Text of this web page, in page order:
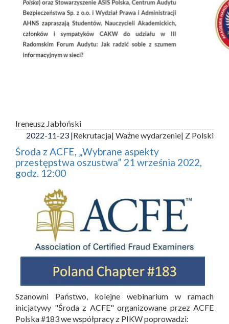
Ireneusz Jabłoński
2022-11-23 |Rekrutacja| Ważne wydarzenie| Z Polski
Środa z ACFE, „Wybrane aspekty
przestępstwa oszustwa” 21 września 2022,
godz. 12:00
Szanowni Państwo, kolejne webinarium w ramach
inicjatywy "Środa z ACFE" organizowane przez ACFE
Polska #183 we współpracy z PIKW poprowadzi: